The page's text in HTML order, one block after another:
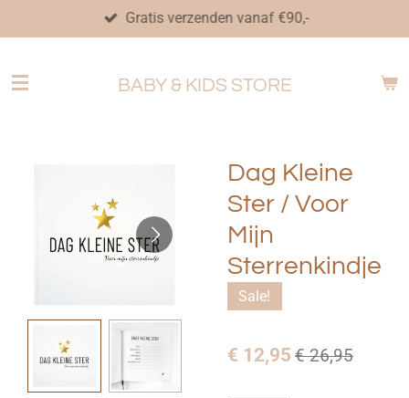
direct
de
Gratis verzenden vanaf €90,-
BABY & KIDS STORE
Dag Kleine
Ster / Voor
Mijn
Sterrenkindje
Sale!
€ 12,95 € 26,95